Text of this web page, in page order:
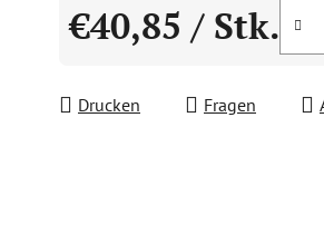
€40,85 / Stk.
Drucken Fragen